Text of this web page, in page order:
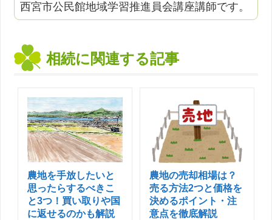
西宮市公民館地域学習推進員会講座講師です。
相続に関連する記事
農地を手放したいと
思ったらするべきこ
と3つ！買い取りや国
に返せるのかも解説
農地の売却相場は？
売る方法2つと価格を
決めるポイント・注
意点を徹底解説